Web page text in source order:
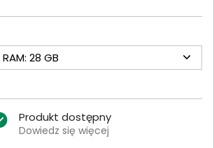
RAM: 28 GB
Produkt dostępny
Dowiedz się więcej